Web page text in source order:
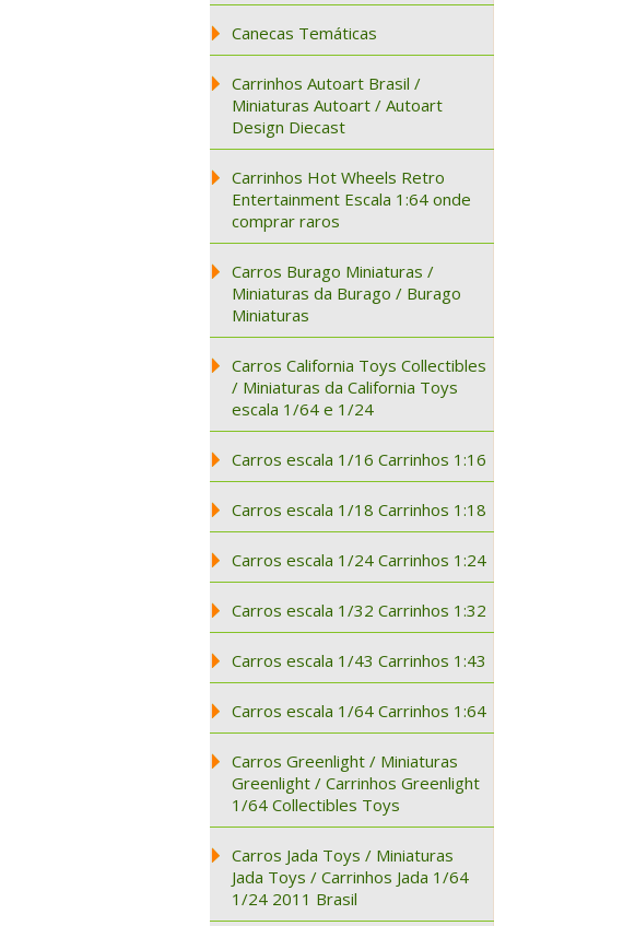
Canecas Temáticas
Carrinhos Autoart Brasil /
Miniaturas Autoart / Autoart
Design Diecast
Carrinhos Hot Wheels Retro
Entertainment Escala 1:64 onde
comprar raros
Carros Burago Miniaturas /
Miniaturas da Burago / Burago
Miniaturas
Carros California Toys Collectibles
/ Miniaturas da California Toys
escala 1/64 e 1/24
Carros escala 1/16 Carrinhos 1:16
Carros escala 1/18 Carrinhos 1:18
Carros escala 1/24 Carrinhos 1:24
Carros escala 1/32 Carrinhos 1:32
Carros escala 1/43 Carrinhos 1:43
Carros escala 1/64 Carrinhos 1:64
Carros Greenlight / Miniaturas
Greenlight / Carrinhos Greenlight
1/64 Collectibles Toys
Carros Jada Toys / Miniaturas
Jada Toys / Carrinhos Jada 1/64
1/24 2011 Brasil